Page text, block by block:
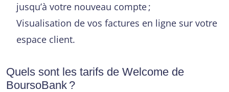
jusqu’à votre nouveau compte ;
Visualisation de vos factures en ligne sur votre
espace client.
Quels sont les tarifs de Welcome de
BoursoBank ?